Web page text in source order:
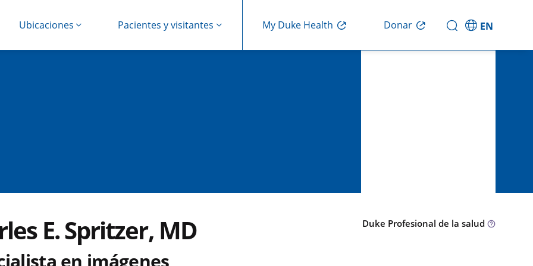
Ubicaciones Pacientes y visitantes My Duke Health Donar EN
E. Spritzer, MD
en imágenes
Duke Profesional de la salud